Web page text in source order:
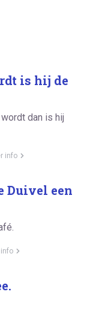
is hij de
dan is hij
info
Duivel een